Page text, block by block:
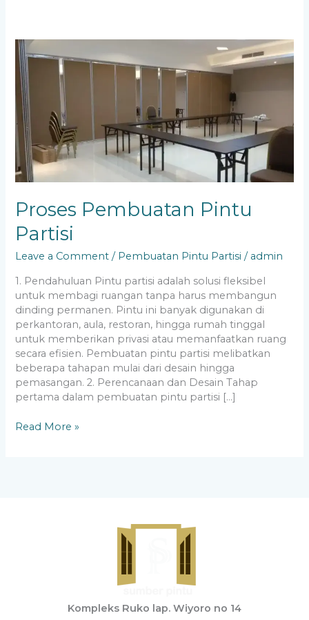
Proses Pembuatan Pintu
Partisi
Leave a Comment / Pembuatan Pintu Partisi / admin
1. Pendahuluan Pintu partisi adalah solusi fleksibel
untuk membagi ruangan tanpa harus membangun
dinding permanen. Pintu ini banyak digunakan di
perkantoran, aula, restoran, hingga rumah tinggal
untuk memberikan privasi atau memanfaatkan ruang
secara efisien. Pembuatan pintu partisi melibatkan
beberapa tahapan mulai dari desain hingga
pemasangan. 2. Perencanaan dan Desain Tahap
pertama dalam pembuatan pintu partisi […]
Proses
Pembuatan
Pintu
Partisi
Read More »
Kompleks Ruko lap. Wiyoro no 14